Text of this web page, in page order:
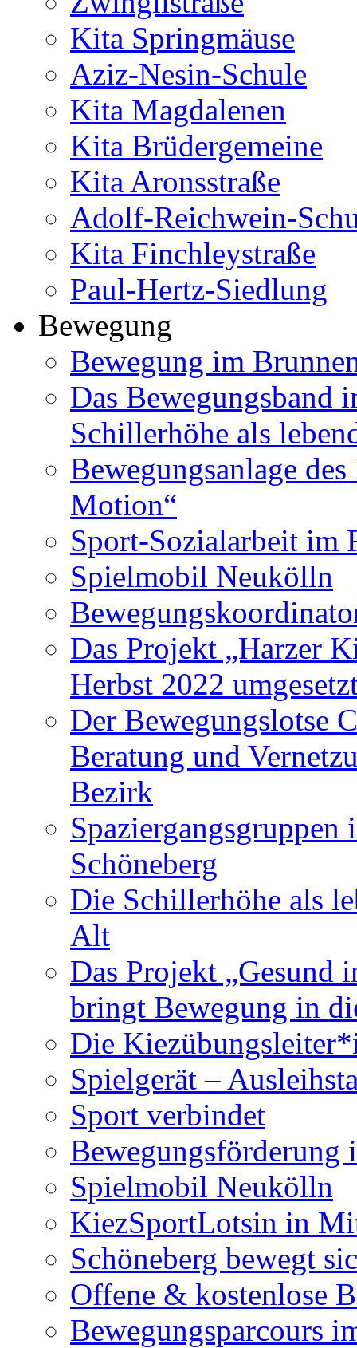
Kita Springmäuse
Aziz-Nesin-Schule
Kita Magdalenen
Kita Brüdergemeine
Kita Aronsstraße
Adolf-Reichwein-
Kita Finchleystraße
Paul-Hertz-Siedlung
Bewegung
Bewegung im
Das Bewegungsband
Schillerhöhe als
Bewegungsanlage
Motion“
Sport-Sozialarbeit im
Spielmobil Neukölln
Das Projekt „Harzer
Herbst 2022
Der Bewegungslotse
Beratung und
Bezirk
Schöneberg
Die Schillerhöhe als
Alt
Das Projekt
bringt Bewegung in
Die
Spielgerät –
Sport verbindet
Bewegungsförderung
Spielmobil Neukölln
KiezSportLotsin in
Schöneberg bewegt
Offene & kostenlose
Bewegungsparcours